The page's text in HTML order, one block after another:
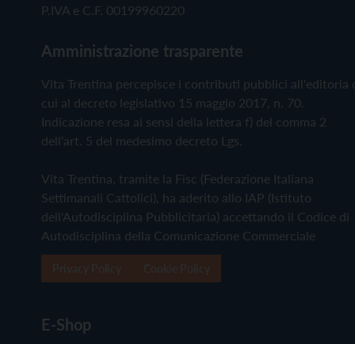
P.IVA e C.F. 00199960220
Amministrazione trasparente
Vita Trentina percepisce i contributi pubblici all'editoria
cui al decreto legislativo 15 maggio 2017, n. 70.
Indicazione resa ai sensi della lettera f) del comma 2
dell'art. 5 del medesimo decreto Lgs.
Vita Trentina, tramite la Fisc (Federazione Italiana
Settimanali Cattolici), ha aderito allo IAP (Istituto
dell'Autodisciplina Pubblicitaria) accettando il Codice di
Autodisciplina della Comunicazione Commerciale
E-Shop